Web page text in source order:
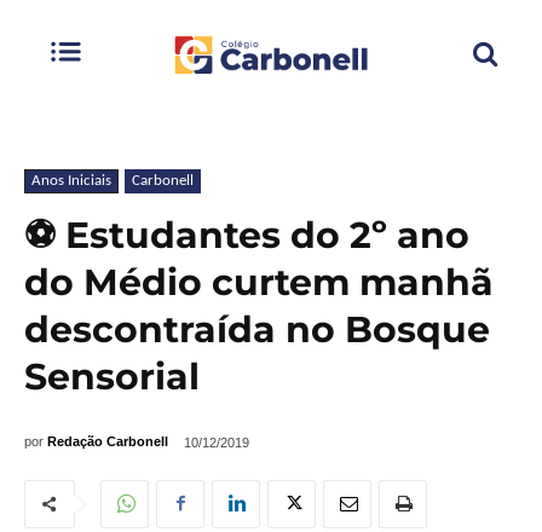
Anos Iniciais Carbonell
⚽ Estudantes do 2º ano
do Médio curtem manhã
descontraída no Bosque
Sensorial
por Redação Carbonell 10/12/2019